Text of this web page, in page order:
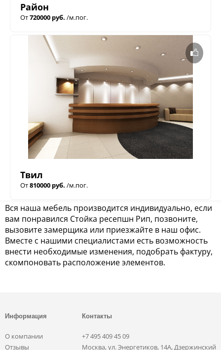
Район
От720000 руб. /м.пог.
Твил
От810000 руб. /м.пог.
Вся наша мебель производится индивидуально, если
вам понравился Стойка ресепшн Рип, позвоните,
вызовите замерщика или приезжайте в наш офис.
Вместе с нашими специалистами есть возможность
внести необходимые изменения, подобрать фактуру,
скомпоновать расположение элементов.
Информация
О компании
Отзывы
Контакты
+7 495 409 45 09
Москва, ул. Энергетиков, 14А, Дзержинский